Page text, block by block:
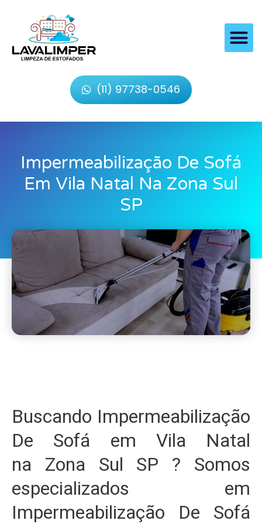
(11) 97738-0546
Impermeabilização De Sofá
Em Vila Natal Na Zona Sul
SP
Buscando Impermeabilização
De Sofá em Vila Natal
na Zona Sul SP ? Somos
especializados em
Impermeabilização De Sofá